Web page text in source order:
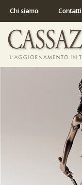
Chi siamo Contatti